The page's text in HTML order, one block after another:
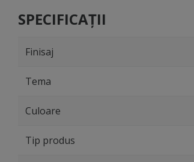
SPECIFICAȚII
Finisaj
Tema
Culoare
Tip produs